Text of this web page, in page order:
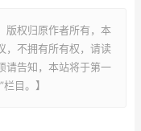
版权归原作者所有，本
，不拥有所有权，请读
请告知，本站将于第一
目。】